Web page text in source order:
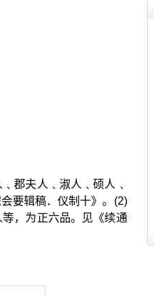
郡夫人﹑淑人﹑硕人﹑
要辑稿．仪制十》。(2)
，为正六品。见《续通